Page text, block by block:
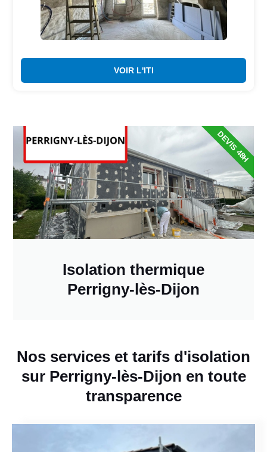
VOIR L'ITI
Isolation thermique
Perrigny-lès-Dijon
DEVIS 48H
Nos services et tarifs d'isolation
sur Perrigny-lès-Dijon en toute
transparence